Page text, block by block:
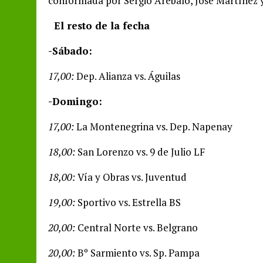
El resto de la fecha
-Sábado:
17,00:Dep. Alianza vs. Águilas
-Domingo:
17,00:La Montenegrina vs. Dep. Napenay
18,00: San Lorenzo vs. 9 de Julio LF
18,00:Vía y Obras vs. Juventud
19,00: Sportivo vs. Estrella BS
20,00: Central Norte vs. Belgrano
20,00:Bº Sarmiento vs. Sp. Pampa